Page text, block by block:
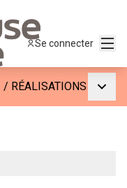
Se connecter
/ RÉALISATIONS